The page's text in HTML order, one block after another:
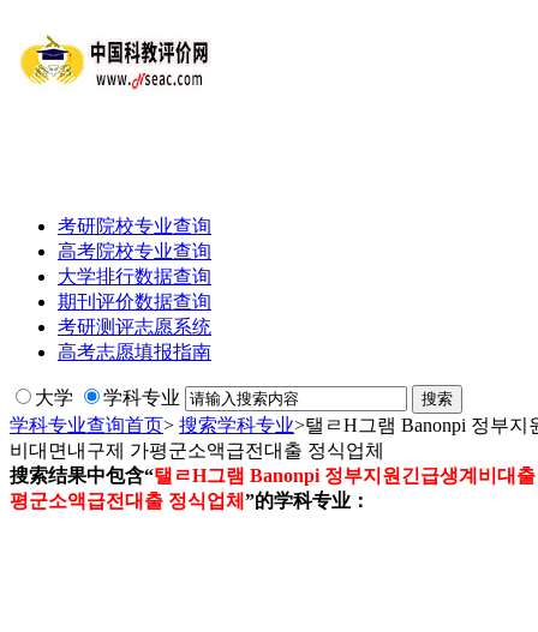
考研院校专业查询
高考院校专业查询
大学排行数据查询
期刊评价数据查询
考研测评志愿系统
高考志愿填报指南
大学
学科专业
学科专业查询首页> 搜索学科专业>탤ㄹH그램 Banonpi 정부
비대면내구제 가평군소액급전대출 정식업체
搜索结果中包含“탤ㄹH그램 Banonpi 정부지원긴급생계비대
평군소액급전대출 정식업체 ”的学科专业：